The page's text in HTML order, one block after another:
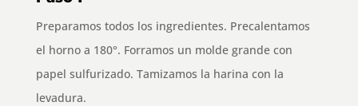
Preparamos todos los ingredientes. Precalentamos
el horno a 180°. Forramos un molde grande con
papel sulfurizado. Tamizamos la harina con la
levadura.